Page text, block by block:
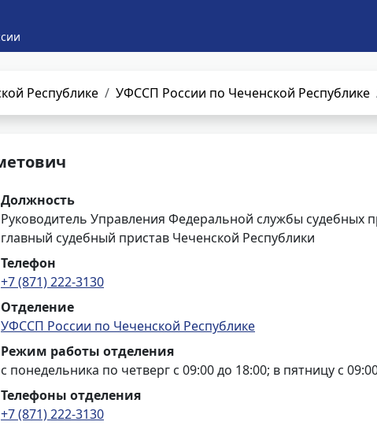
Республике УФССП России по Чеченской Республике
Должность
Руководитель Управления Федеральной службы судебных
главный судебный пристав Чеченской Республики
Телефон
+7 (871) 222-3130
Отделение
УФССП России по Чеченской Республике
Режим работы отделения
с понедельника по четверг с 09:00 до 18:00; в пятницу с
Телефоны отделения
+7 (871) 222-3130